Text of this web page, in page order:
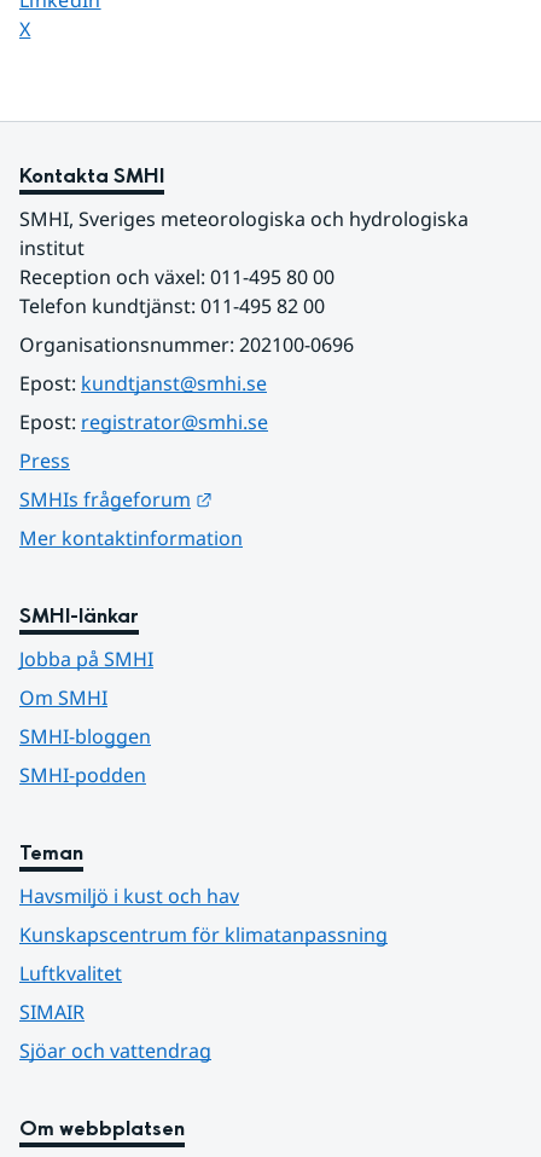
Dela sidan på
X
Kontakta SMHI
SMHI, Sveriges meteorologiska och hydrologiska
institut
Reception och växel: 011-495 80 00
Telefon kundtjänst: 011-495 82 00
Organisationsnummer: 202100-0696
Epost: kundtjanst@smhi.se
Epost: registrator@smhi.se
Press
SMHIs frågeforum
Mer kontaktinformation
SMHI-länkar
Jobba på SMHI
Om SMHI
SMHI-bloggen
SMHI-podden
Teman
Havsmiljö i kust och hav
Kunskapscentrum för klimatanpassning
Luftkvalitet
SIMAIR
Sjöar och vattendrag
Om webbplatsen